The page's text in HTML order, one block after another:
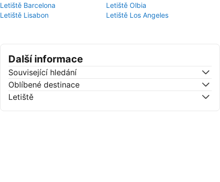
Letiště Barcelona
Letiště Olbia
Letiště Lisabon
Letiště Los Angeles
Další informace
Související hledání
Oblíbené destinace
Letiště